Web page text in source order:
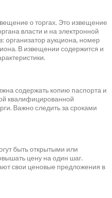
о торгах. Это извещение
власти и на электронной
организатор аукциона, номер
В извещении содержится и
содержать копию паспорта и
квалифицированной
Важно следить за сроками
быть открытыми или
цену на один шаг.
свои ценовые предложения в